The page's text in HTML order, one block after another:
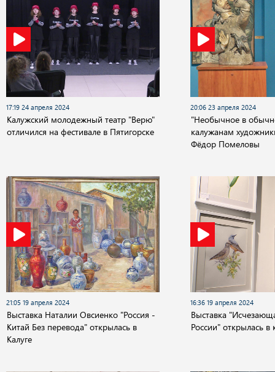
17:19 24 апреля 2024
Калужский молодежный театр "Верю"
отличился на фестивале в Пятигорске
20:06 23 апреля 2024
"Необычное в
калужанам
Фёдор Помеловы
21:05 19 апреля 2024
Выставка Наталии Овсиенко "Россия -
Китай Без перевода" открылась в
Калуге
16:36 19 апреля 2024
Выставка
России" открылась